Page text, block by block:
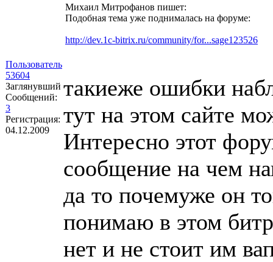
Пользователь
53604
Заглянувший
Сообщений:
3
Регистрация:
04.12.2009
Михаил Митрофанов пишет:
Подобная тема уже поднималась на форуме:
http://dev.1c-bitrix.ru/community/for...sage123526
такиеже ошибки
тут на этом сайте
Интересно этот
сообщение на чем
да то почемуже он
понимаю в этом
нет и не стоит им